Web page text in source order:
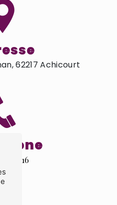
62217 Achicourt
55 26 16